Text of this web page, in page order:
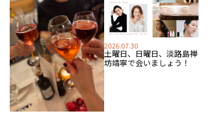
2026.07.30
土曜日、日曜日、淡路島禅
坊靖寧で会いましょう！